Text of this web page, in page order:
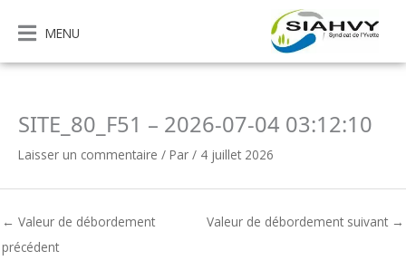
contenu
MENU
SITE_80_F51 – 2026-07-04 03:12:10
Laisser un commentaire / Par / 4 juillet 2026
← Valeur de débordement
précédent
Valeur de débordement suivant →